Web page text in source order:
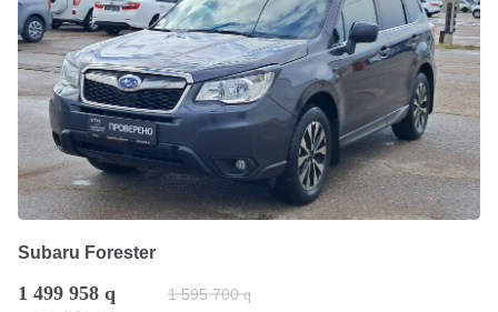
Subaru Forester
1 499 958 q 1 595 700 q